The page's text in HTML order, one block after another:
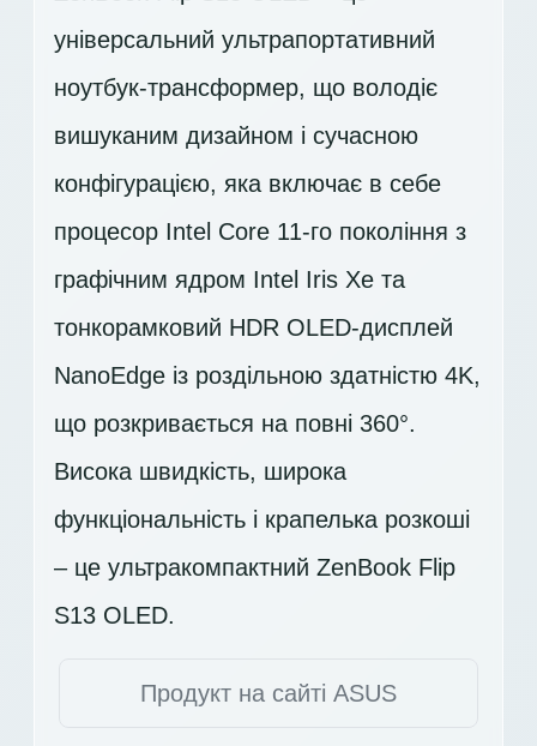
універсальний ультрапортативний
ноутбук-трансформер, що володіє
вишуканим дизайном і сучасною
конфігурацією, яка включає в себе
процесор Intel Core 11-го покоління з
графічним ядром Intel Iris Xe та
тонкорамковий HDR OLED-дисплей
NanoEdge із роздільною здатністю 4K,
що розкривається на повні 360°.
Висока швидкість, широка
функціональність і крапелька розкоші
– це ультракомпактний ZenBook Flip
S13 OLED.
Продукт на сайті ASUS